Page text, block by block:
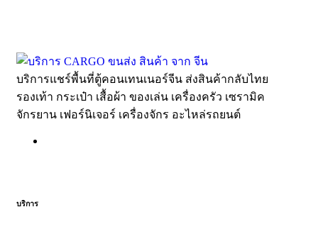
บริการแชร์พื้นที่ตู้คอนเทนเนอร์จีน ส่งสินค้ากลับไทย
รองเท้า กระเป๋า เสื้อผ้า ของเล่น เครื่องครัว เซรามิค
จักรยาน เฟอร์นิเจอร์ เครื่องจักร อะไหล่รถยนต์
บริการ